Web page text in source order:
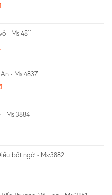
- Ms:4811
- Ms:4837
- Ms:3884
bất ngờ - Ms:3882